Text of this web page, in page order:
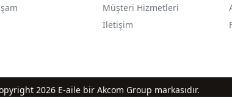
Müşteri Hizmetleri
İletişim
2026 E-aile bir Akcom Group markasıdır.